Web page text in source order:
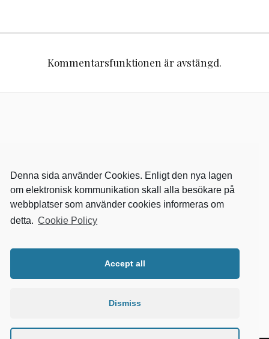
Kommentarsfunktionen är avstängd.
Denna sida använder Cookies. Enligt den nya lagen
om elektronisk kommunikation skall alla besökare på
webbplatser som använder cookies informeras om
detta. Cookie Policy
Accept all
Dismiss